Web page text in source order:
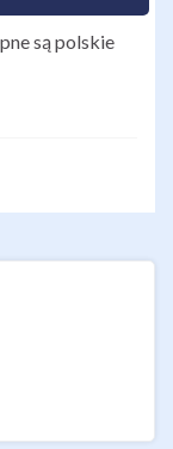
są polskie